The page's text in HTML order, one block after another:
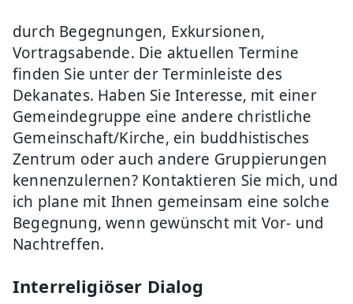
durch Begegnungen, Exkursionen,
Vortragsabende. Die aktuellen Termine
finden Sie unter der Terminleiste des
Dekanates. Haben Sie Interesse, mit einer
Gemeindegruppe eine andere christliche
Gemeinschaft/Kirche, ein buddhistisches
Zentrum oder auch andere Gruppierungen
kennenzulernen? Kontaktieren Sie mich, und
ich plane mit Ihnen gemeinsam eine solche
Begegnung, wenn gewünscht mit Vor- und
Nachtreffen.
Interreligiöser Dialog